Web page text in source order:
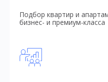
Подбор квартир и
бизнес- и премиум-класса